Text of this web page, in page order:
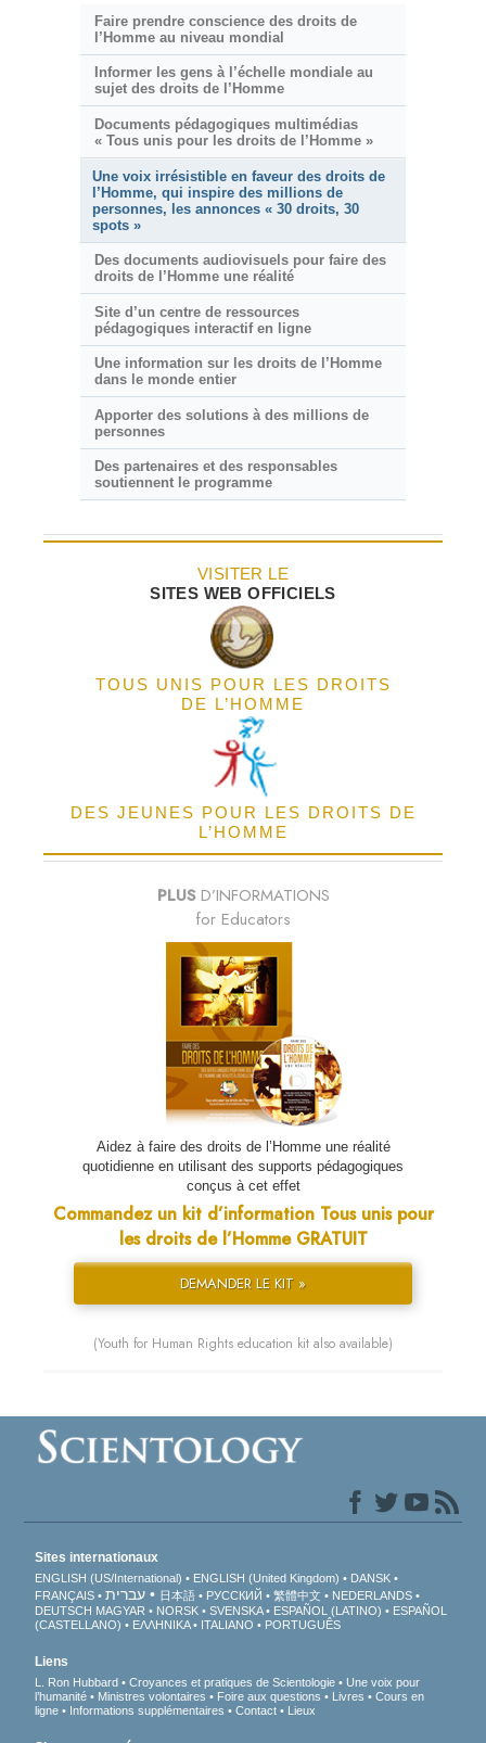
Faire prendre conscience des droits de
l’Homme au niveau mondial
Informer les gens à l’échelle mondiale au
sujet des droits de l’Homme
Documents pédagogiques multimédias
« Tous unis pour les droits de l’Homme »
Une voix irrésistible en faveur des droits de
l’Homme, qui inspire des millions de
personnes, les annonces « 30 droits, 30
spots »
Des documents audiovisuels pour faire des
droits de l’Homme une réalité
Site d’un centre de ressources
pédagogiques interactif en ligne
Une information sur les droits de l’Homme
dans le monde entier
Apporter des solutions à des millions de
personnes
Des partenaires et des responsables
soutiennent le programme
VISITER LE
SITES WEB OFFICIELS
TOUS UNIS POUR LES DROITS
DE L’HOMME
DES JEUNES POUR LES DROITS DE
L’HOMME
PLUS D’INFORMATIONS
for Educators
Aidez à faire des droits de l’Homme une réalité
quotidienne en utilisant des supports pédagogiques
conçus à cet effet
Commandez un kit d’information Tous unis pour
les droits de l’Homme GRATUIT
DEMANDER LE KIT »
(Youth for Human Rights education kit also available)
Sites internationaux
ENGLISH (US/International) ENGLISH (United Kingdom)
DANSK
FRANÇAIS
עברית 日本語 РУССКИЙ 繁體中文
NEDERLANDS
DEUTSCH MAGYAR NORSK SVENSKA ESPAÑOL (LATINO)
ESPAÑOL
(CASTELLANO)
ΕΛΛΗΝΙΚA ITALIANO PORTUGUÊS
Liens
L. Ron Hubbard Croyances et pratiques de Scientologie
Une voix pour
l’humanité
Ministres volontaires Foire aux questions Livres
Cours en
ligne
Informations supplémentaires Contact Lieux